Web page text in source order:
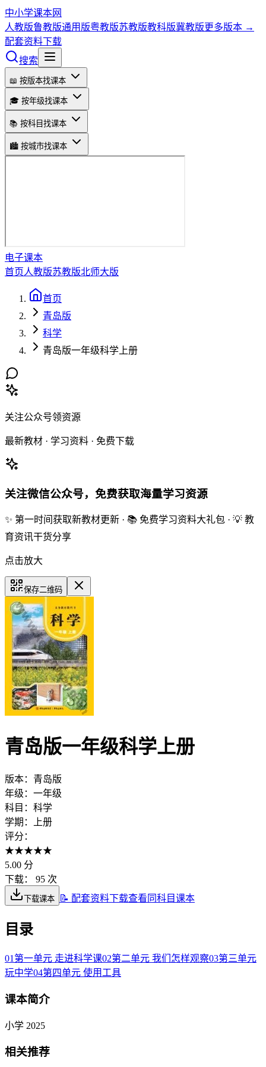
中小学课本网
人教版鲁教版通用版粤教版苏教版教科版冀教版更多版本 →
配套资料下载
搜索
📖 按版本找课本
🎓 按年级找课本
📚 按科目找课本
🏙️ 按城市找课本
电子课本
首页人教版苏教版北师大版
首页
青岛版
科学
青岛版一年级科学上册
关注公众号领资源
最新教材 · 学习资料 · 免费下载
关注微信公众号，免费获取海量学习资源
✨ 第一时间获取新教材更新 · 📚 免费学习资料大礼包 · 💡 教
育资讯干货分享
点击放大
保存二维码
青岛版一年级科学上册
版本： 青岛版
年级： 一年级
科目： 科学
学期：
上册
评分：
★★★★★
5.00 分
下载：
95 次
下载课本 📝 配套资料下载查看同科目课本
目录
01 第一单元 走进科学课02第二单元 我们怎样观察03第三单元
玩中学04第四单元 使用工具
课本简介
小学 2025
相关推荐